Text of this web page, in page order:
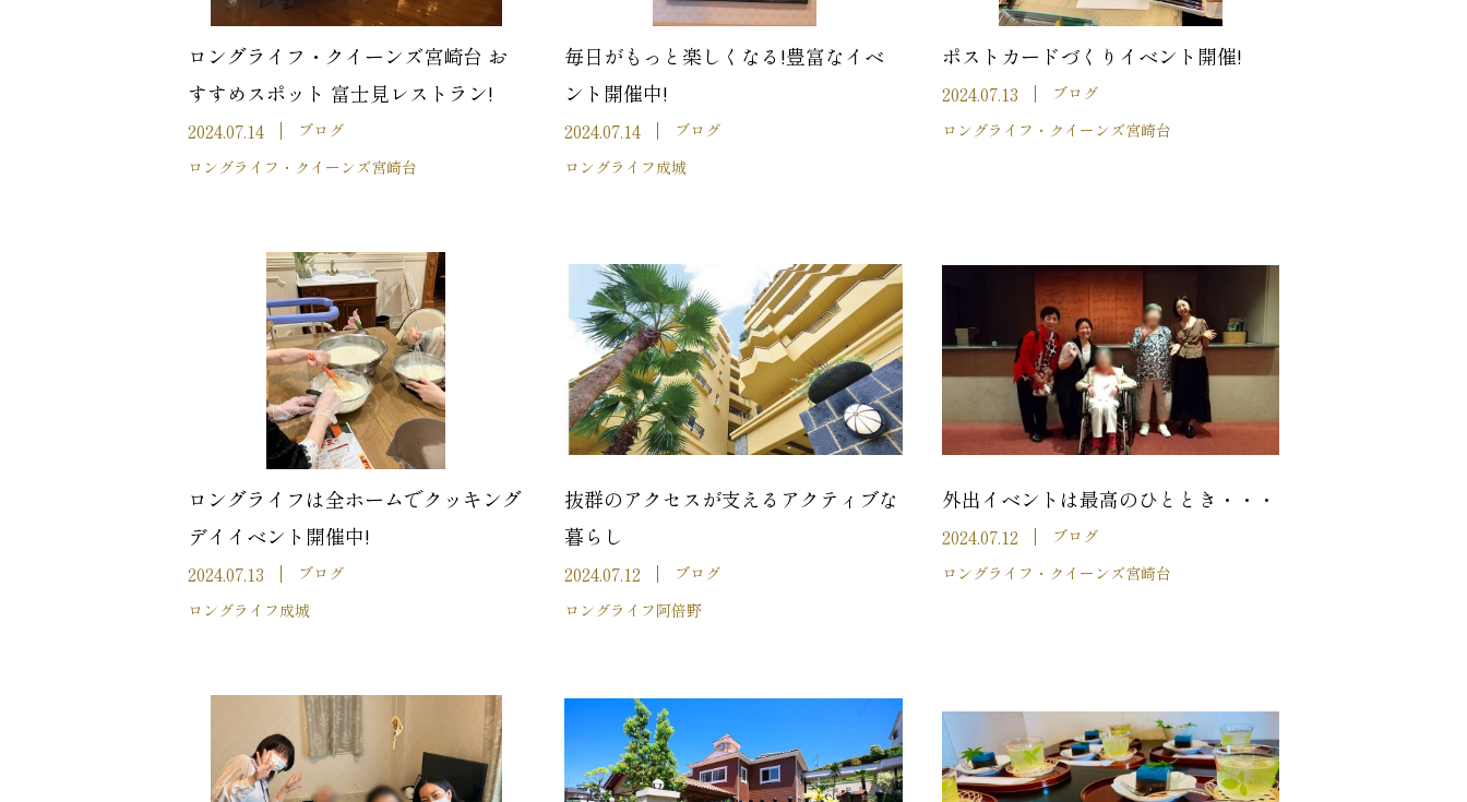
ロングライフ・クイーンズ宮崎台 お
すすめスポット 富士見レストラン!
2024.07.14
ブログ
ロングライフ・クイーンズ宮崎台
毎日がもっと楽しくなる!豊富なイベ
ント開催中!
2024.07.14
ブログ
ロングライフ成城
ポストカードづくりイベント開催!
2024.07.13
ブログ
ロングライフ・クイーンズ宮崎台
ロングライフは全ホームでクッキング
デイイベント開催中!
2024.07.13
ブログ
ロングライフ成城
抜群のアクセスが支えるアクティブな
暮らし
2024.07.12
ブログ
ロングライフ阿倍野
外出イベントは最高のひととき・・・
2024.07.12
ブログ
ロングライフ・クイーンズ宮崎台